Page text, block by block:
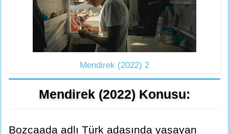
Mendirek (2022) 2
Mendirek (2022) Konusu:
Bozcaada adlı Türk adasında yaşayan